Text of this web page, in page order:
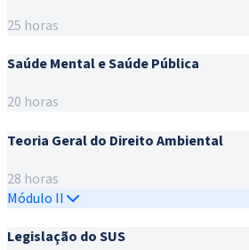
25 horas
Saúde Mental e Saúde Pública
20 horas
Teoria Geral do Direito Ambiental
28 horas
Módulo II
Legislação do SUS